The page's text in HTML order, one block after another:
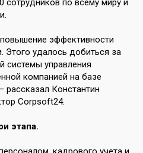
сотрудников по всему миру и
эффективности
Этого удалось добиться за
системы управления
компанией на базе
Константин
Corpsoft24.
этапа.